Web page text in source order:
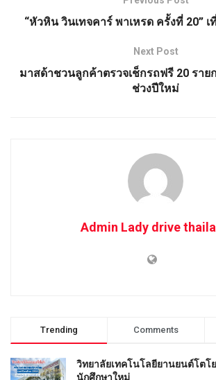
“หัวหิน วินเทจคาร์ พาเหรด ครั้งที่ 20”
Next Post
มาสด้าชวนลูกค้าตรวจเช็กรถฟรี 20 ราย
ช่วงปีใหม่
Admin Lady drive
Trending Comments
วิทยาลัยเทคโนโลยียานยนต์โตโ
นักศึกษาใหม่